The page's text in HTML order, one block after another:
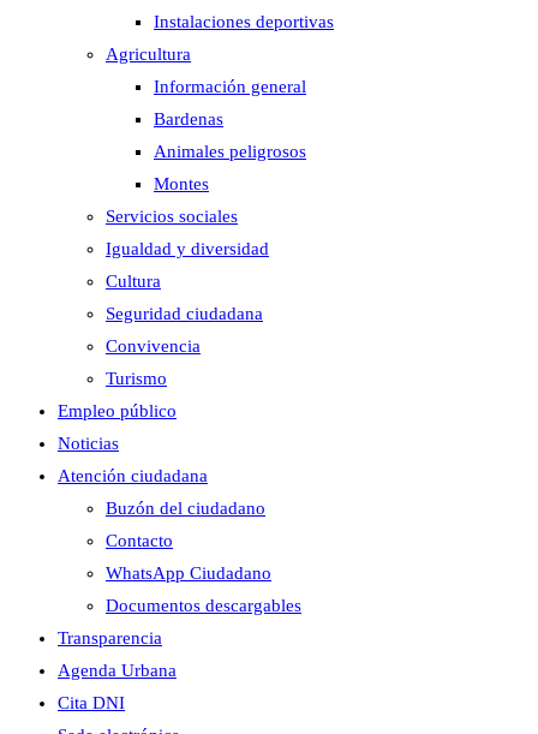
Instalaciones deportivas
Agricultura
Información general
Bardenas
Animales peligrosos
Montes
Servicios sociales
Igualdad y diversidad
Cultura
Seguridad ciudadana
Convivencia
Turismo
Empleo público
Noticias
Atención ciudadana
Buzón del ciudadano
Contacto
WhatsApp Ciudadano
Documentos descargables
Transparencia
Agenda Urbana
Cita DNI